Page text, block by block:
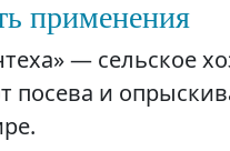
применения
— сельское
посева и